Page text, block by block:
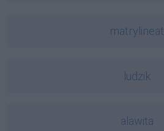
matrylineat
ludzik
alawita